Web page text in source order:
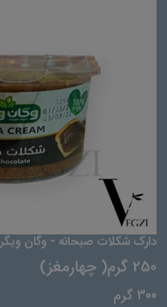
دارک شکلات صبحانه - وگان ویگر
250 گرم( چهارمغز)
300 گرم